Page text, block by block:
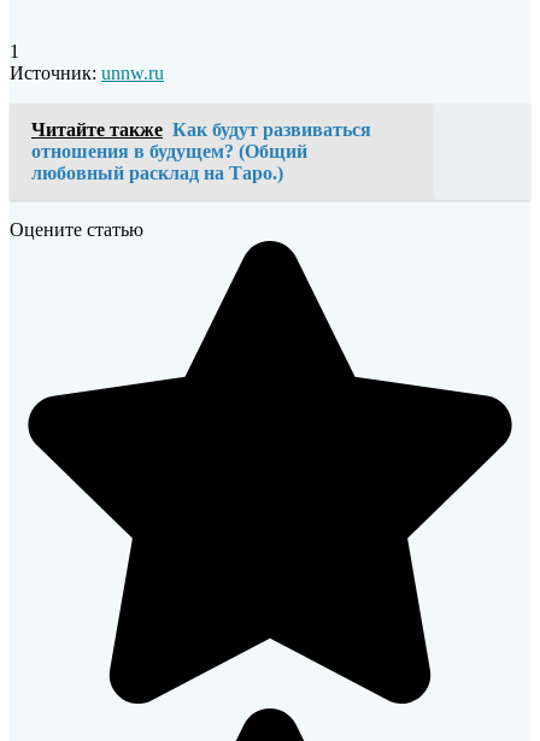
1
Источник: unnw.ru
Читайте также Как будут развиваться
отношения в будущем? (Общий
любовный расклад на Таро.)
Оцените статью